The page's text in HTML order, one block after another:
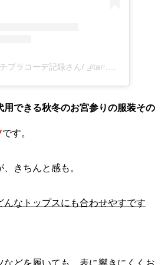
用できる秋冬のお宮参りの服装その
です。
きちんと感も。
んなトップスにも合わせやすです